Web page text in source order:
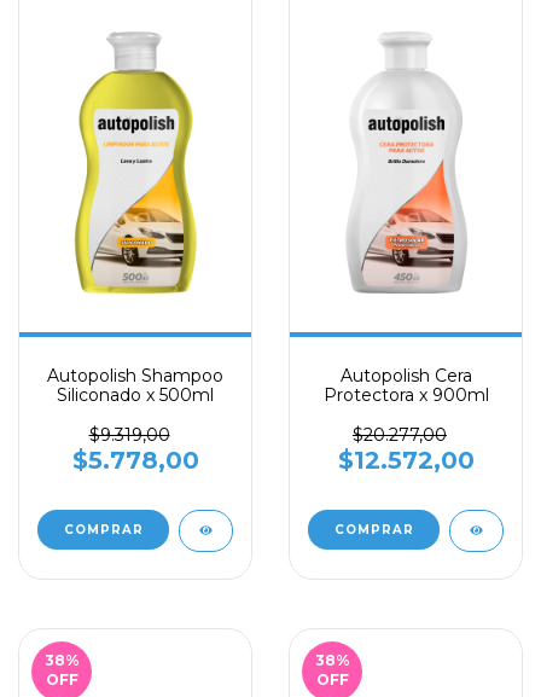
Autopolish Shampoo
Siliconado x 500ml
$9.319,00
$5.778,00
Autopolish Cera
Protectora x 900ml
$20.277,00
$12.572,00
38%
OFF
38%
OFF